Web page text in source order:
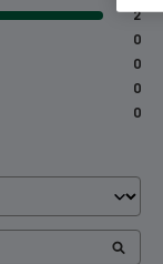
2
0
0
0
0